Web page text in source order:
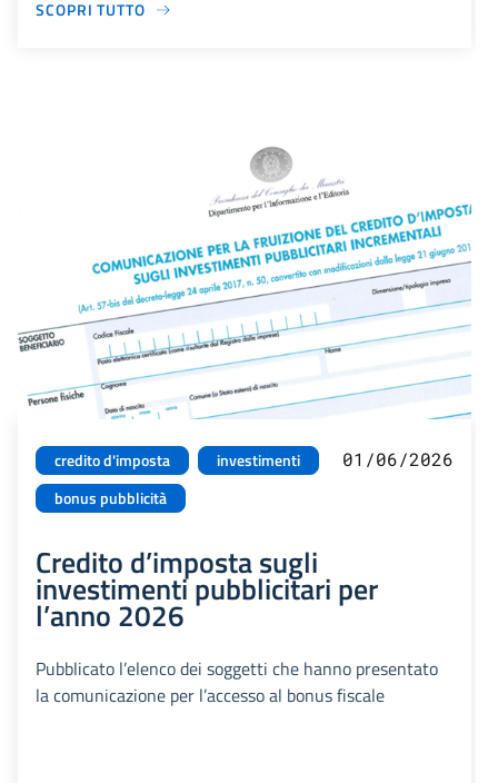
SCOPRI TUTTO
credito d'imposta
investimenti
bonus pubblicità
01/06/2026
Credito d’imposta sugli
investimenti pubblicitari per
l’anno 2026
Pubblicato l’elenco dei soggetti che hanno presentato
la comunicazione per l’accesso al bonus fiscale